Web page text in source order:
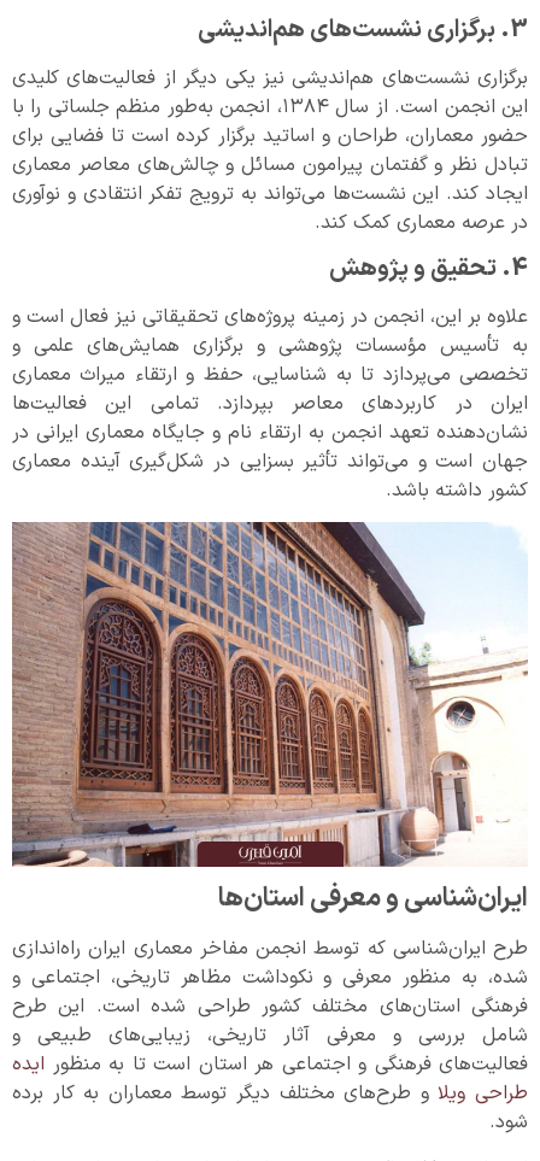
3. برگزاری نشست‌های هم‌اندیشی
برگزاری نشست‌های هم‌اندیشی نیز یکی دیگر از فعالیت‌های کلیدی
این انجمن است. از سال ۱۳۸۴، انجمن به‌طور منظم جلساتی را با
حضور معماران، طراحان و اساتید برگزار کرده است تا فضایی برای
تبادل نظر و گفتمان پیرامون مسائل و چالش‌های معاصر معماری
ایجاد کند. این نشست‌ها می‌تواند به ترویج تفکر انتقادی و نوآوری
در عرصه معماری کمک کند.
4. تحقیق و پژوهش
علاوه بر این، انجمن در زمینه پروژه‌های تحقیقاتی نیز فعال است و
به تأسیس مؤسسات پژوهشی و برگزاری همایش‌های علمی و
تخصصی می‌پردازد تا به شناسایی، حفظ و ارتقاء میراث معماری
ایران در کاربردهای معاصر بپردازد. تمامی این فعالیت‌ها
نشان‌دهنده تعهد انجمن به ارتقاء نام و جایگاه معماری ایرانی در
جهان است و می‌تواند تأثیر بسزایی در شکل‌گیری آینده معماری
کشور داشته باشد.
ایران‌شناسی و معرفی استان‌ها
طرح ایران‌شناسی که توسط انجمن مفاخر معماری ایران راه‌اندازی
شده، به منظور معرفی و نکوداشت مظاهر تاریخی، اجتماعی و
فرهنگی استان‌های مختلف کشور طراحی شده است. این طرح
شامل بررسی و معرفی آثار تاریخی، زیبایی‌های طبیعی و
فعالیت‌های فرهنگی و اجتماعی هر استان است تا به منظور ایده
طراحی ویلاو طرح‌های مختلف دیگر توسط معماران به کار برده
شود.